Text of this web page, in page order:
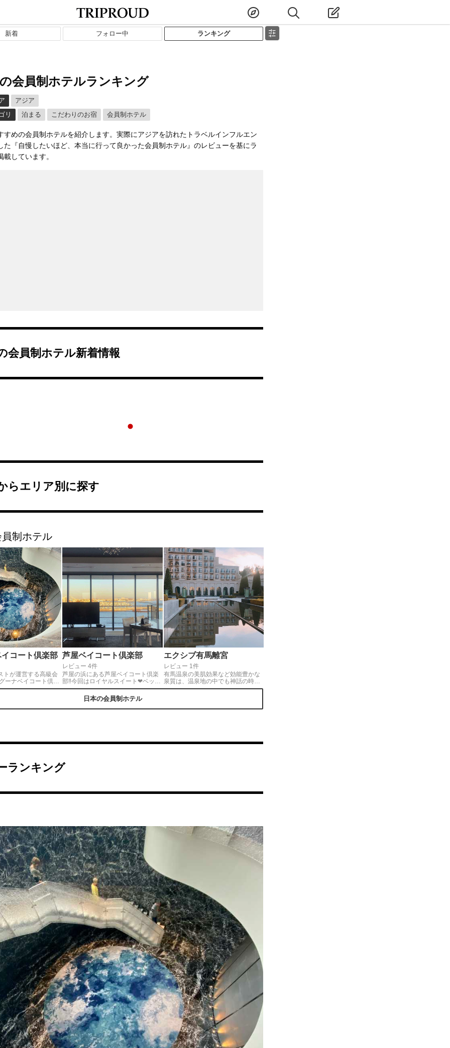
新着 フォロー中 ランキング
会員制ホテルランキング
アジア
リ
泊まる こだわりのお宿 会員制ホテル
すめの会員制ホテルを紹介します。実際にアジアを訪れたトラベルインフルエン
た『自慢したいほど、本当に行って良かった会員制ホテル』のレビューを基にラ
載しています。
会員制ホテル新着情報
らエリア別に探す
制ホテル
コート倶楽部
トが運営する高級会
ーナベイコート倶楽
の王宮がモチーフの
ションで、非日常の
芦屋ベイコート倶楽部
レビュー 4件
芦屋の浜にある芦屋ベイコート倶楽
部‼︎今回はロイヤルスイート❤︎ベット
ルームが２つもあって豪華すぎ😭角
部屋だからバルコニーも大きくて勿
体無いくらい素敵なホテルでした！
会員制だけど、機会があれば是非訪
エクシブ有馬離宮
レビュー 1件
有馬温泉の美肌効果など効能豊かな
泉質は、温泉地の中でも神話の時代
から息づいてきた日本三古湯の１
日本の会員制ホテル
ランキング